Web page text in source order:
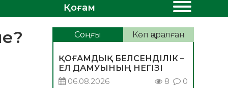
Қоғам
Соңғы Көп қаралған
ҚОҒАМДЫҚ БЕЛСЕНДІЛІК –
ЕЛ ДАМУЫНЫҢ НЕГІЗІ
06.08.2026
8 0